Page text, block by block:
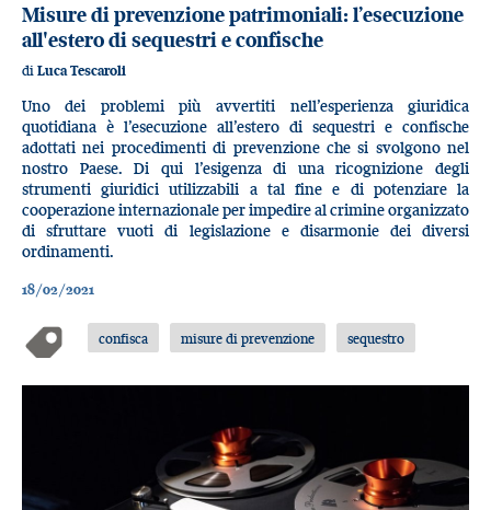
Misure di prevenzione patrimoniali: l’esecuzione
all'estero di sequestri e confische
di Luca Tescaroli
Uno dei problemi più avvertiti nell’esperienza giuridica
quotidiana è l’esecuzione all’estero di sequestri e confische
adottati nei procedimenti di prevenzione che si svolgono nel
nostro Paese. Di qui l’esigenza di una ricognizione degli
strumenti giuridici utilizzabili a tal fine e di potenziare la
cooperazione internazionale per impedire al crimine organizzato
di sfruttare vuoti di legislazione e disarmonie dei diversi
ordinamenti.
18/02/2021
confisca misure di prevenzione sequestro